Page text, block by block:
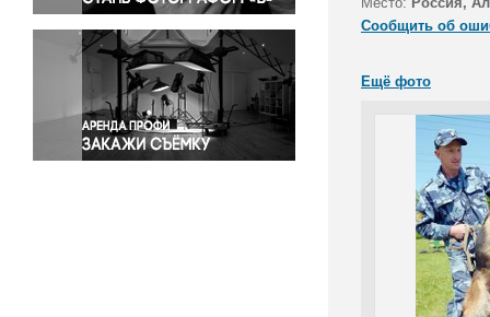
Светская жизнь
Спорт
Экология
Экономика и бизнес
Сообщить об
Ещё фото